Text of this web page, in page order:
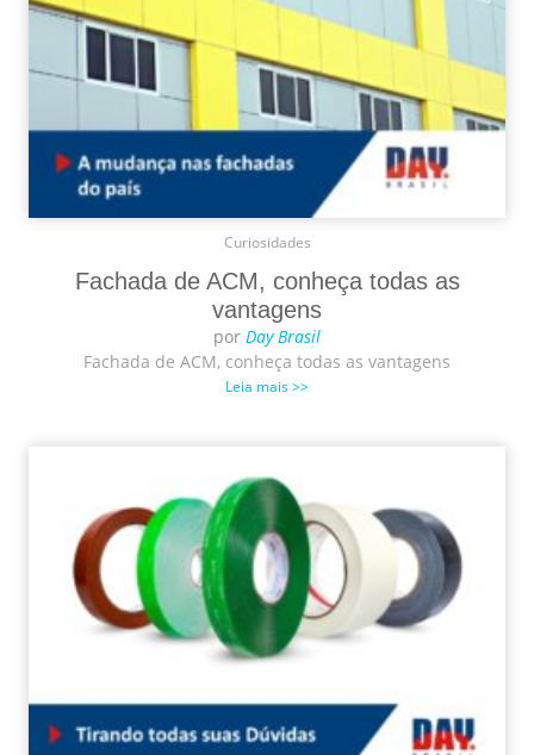
Curiosidades
Fachada de ACM, conheça todas as
vantagens
por Day Brasil
Fachada de ACM, conheça todas as vantagens
Leia mais >>